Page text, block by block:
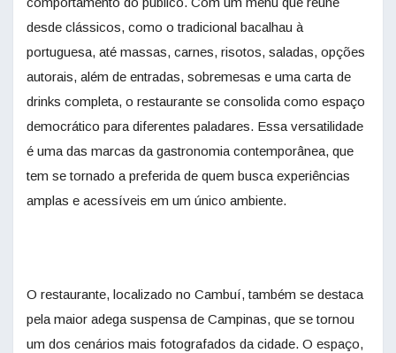
desde clássicos, como o tradicional bacalhau à
portuguesa, até massas, carnes, risotos, saladas, opções
autorais, além de entradas, sobremesas e uma carta de
drinks completa, o restaurante se consolida como espaço
democrático para diferentes paladares. Essa versatilidade
é uma das marcas da gastronomia contemporânea, que
tem se tornado a preferida de quem busca experiências
amplas e acessíveis em um único ambiente.
O restaurante, localizado no Cambuí, também se destaca
pela maior adega suspensa de Campinas, que se tornou
um dos cenários mais fotografados da cidade. O espaço,